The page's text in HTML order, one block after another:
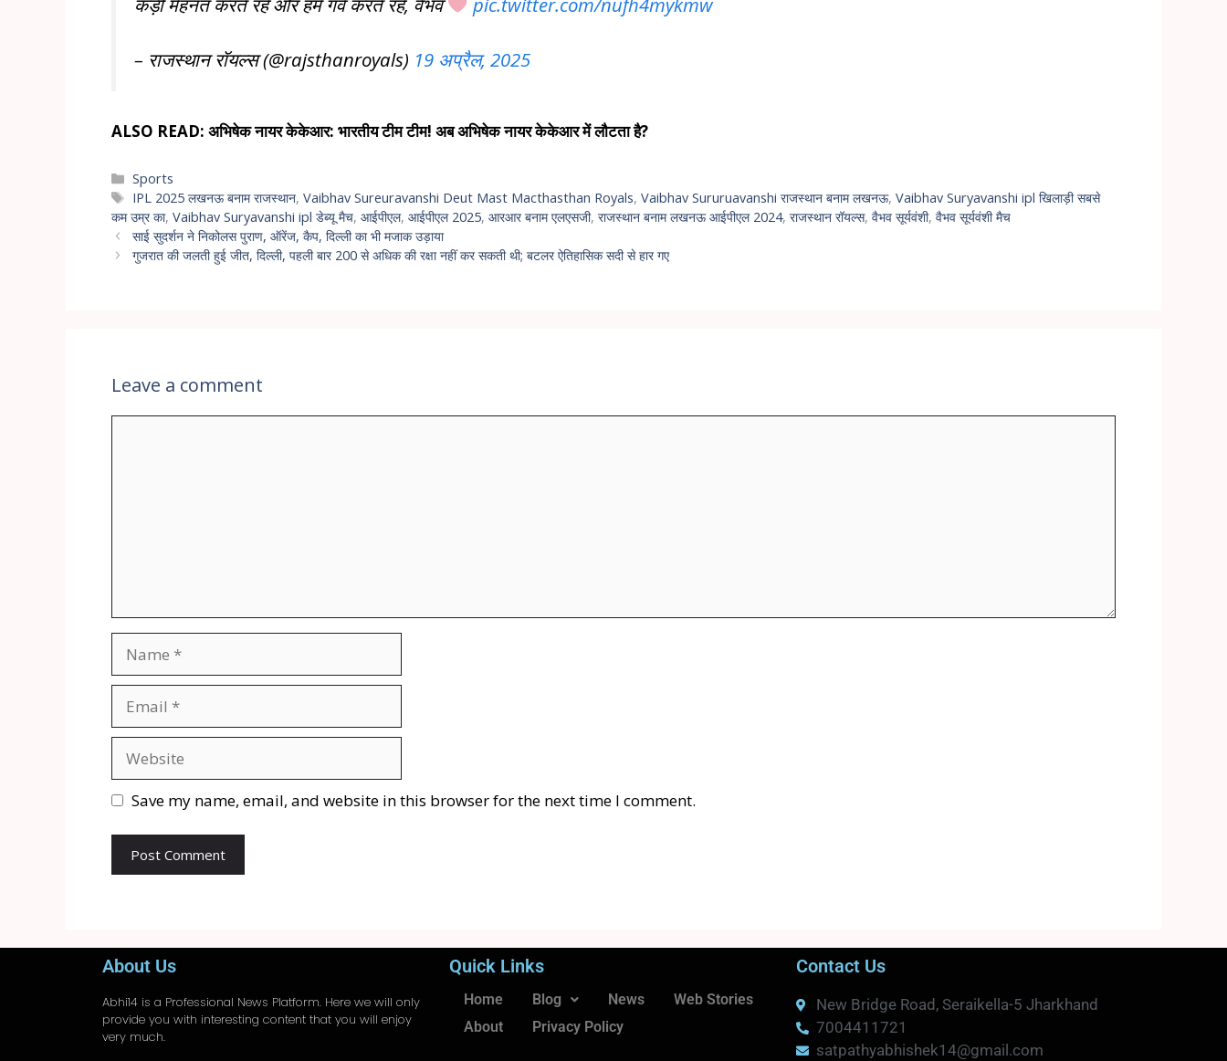
– राजस्थान रॉयल्स (@rajsthanroyals) 19 अप्रैल, 2025
ALSO READ: अभिषेक नायर केकेआर: भारतीय टीम टीम! अब अभिषेक नायर केकेआर में लौटता है?
Sports
IPL 2025 लखनऊ बनाम राजस्थान,Vaibhav Sureuravanshi Deut Mast Macthasthan Royals,Vaibhav Sururuavanshi राजस्थान बनाम लखनऊ,Vaibhav Suryavanshi ipl खिलाड़ी सबसे
कम उम्र का, Vaibhav Suryavanshi ipl डेब्यू मैच, आईपीएल, आईपीएल 2025, आरआर बनाम एलएसजी, राजस्थान बनाम लखनऊ आईपीएल 2024, राजस्थान रॉयल्स, वैभव सूर्यवंशी, वैभव सूर्यवंशी मैच
साई सुदर्शन ने निकोलस पुराण, ऑरेंज, कैप, दिल्ली का भी मजाक उड़ाया
गुजरात की जलती हुई जीत, दिल्ली, पहली बार 200 से अधिक की रक्षा नहीं कर सकती थी; बटलर ऐतिहासिक सदी से हार गए
Leave a comment
Save my name, email, and website in this browser for the next time I comment.
About Us
Abhi14 is a Professional News Platform. Here we will only
provide you with interesting content that you will enjoy
very much.
Quick Links
Home Blog News
Web Stories
About
Privacy Policy
Contact Us
New Bridge Road, Seraikella-5 Jharkhand
7004411721
satpathyabhishek14@gmail.com